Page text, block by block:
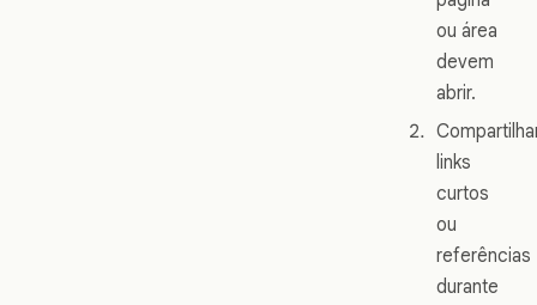
ou área
devem
abrir.
links
curtos
ou
referências
durante